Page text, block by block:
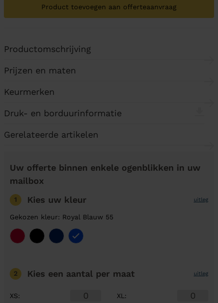
Product toevoegen aan offerteaanvraag
Productomschrijving
Prijzen en maten
Keurmerken
Druk- en borduurinformatie
Gerelateerde artikelen
Uw offerte binnen enkele ogenblikken in uw
mailbox
1 Kies uw kleur uitleg
Gekozen kleur: Royal Blauw 55
2 Kies een aantal per maat uitleg
XS: XL :